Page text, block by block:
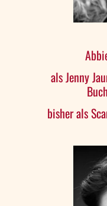
als Jenny
bisher als